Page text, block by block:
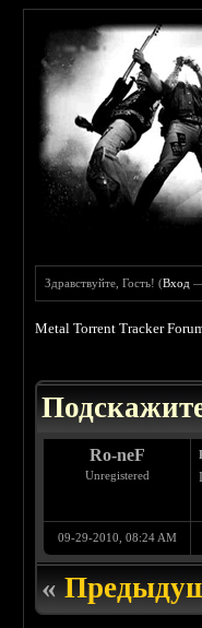
Здравствуйте, Гость! (Вход
Metal Torrent Tracker
Ro-neF
Unregistered
09-29-2010, 08:24 AM
«